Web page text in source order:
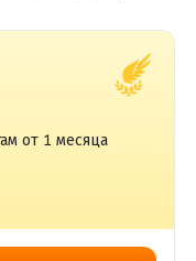
от 1 месяца